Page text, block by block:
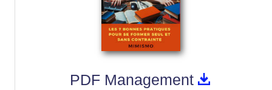
PDF Management